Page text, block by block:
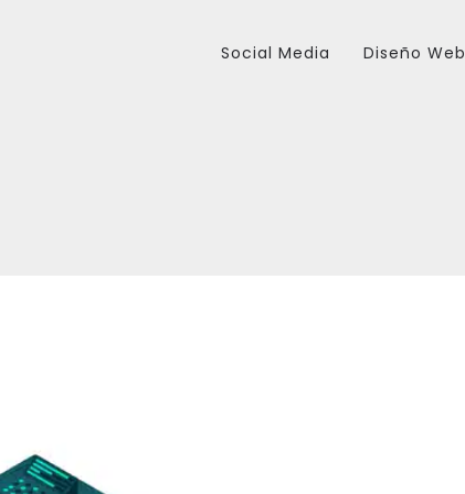
Social Media Diseño Web